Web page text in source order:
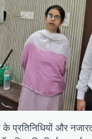
प्रतिनिधियों और